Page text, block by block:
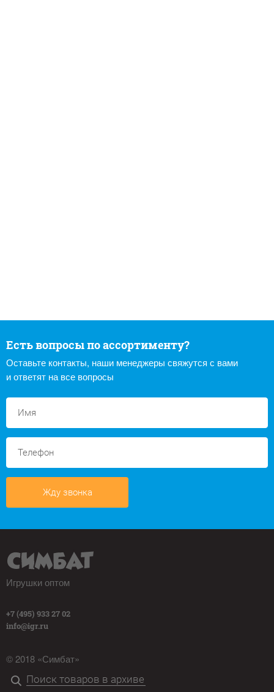
Есть вопросы по ассортименту?
Оставьте контакты, наши менеджеры свяжутся с вами
и ответят на все вопросы
Жду звонка
Игрушки оптом
+7 (495) 933 27 02
info@igr.ru
© 2018 «Симбат»